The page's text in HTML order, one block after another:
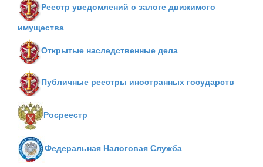
Реестр уведомлений о залоге движимого
имущества
Открытые наследственные дела
Публичные реестры иностранных государств
Росреестр
Федеральная Налоговая Служба